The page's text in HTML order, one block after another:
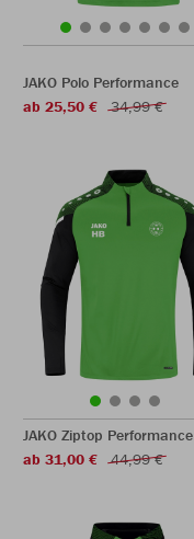
JAKO Polo Performance
ab 25,50 €
34,99 €
JAKO Ziptop Performance
ab 31,00 €
44,99 €